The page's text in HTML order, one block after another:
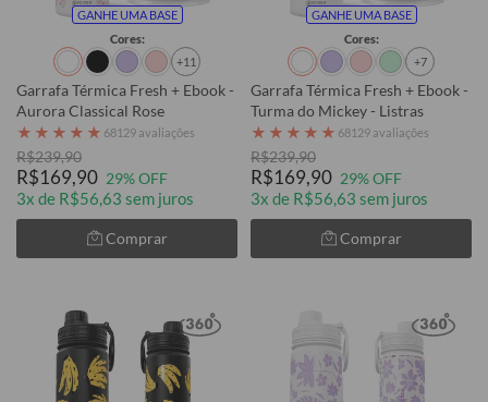
GANHE UMA BASE
Cores:
+11
Garrafa Térmica Fresh + Ebook -
Aurora Classical Rose
★ ★ ★ ★ ★ 68129 avaliações
R$239,90
R$169,90 29% OFF
3x de R$56,63 sem juros
Comprar
GANHE UMA BASE
Cores:
+7
Garrafa Térmica Fresh + Ebook -
Turma do Mickey - Listras
★ ★ ★ ★ ★ 68129 avaliações
R$239,90
R$169,90 29% OFF
3x de R$56,63 sem juros
Comprar